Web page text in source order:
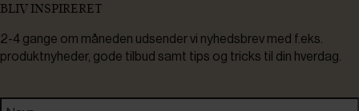
BLIV INSPIRERET
2-4 gange om måneden udsender vi nyhedsbrev med f.eks.
produktnyheder, gode tilbud samt tips og tricks til din hverdag.